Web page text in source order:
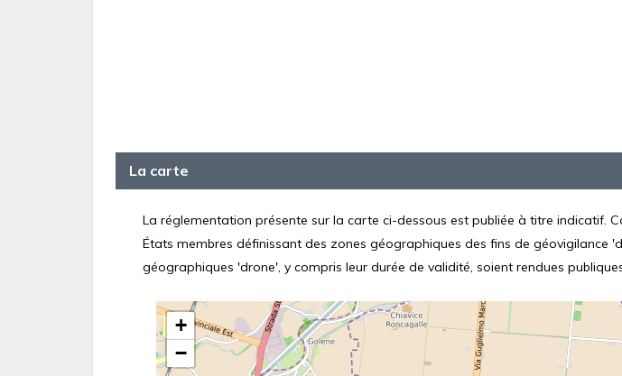
La carte
La réglementation présente sur la carte ci-dessous est publiée à titre indicatif.
États membres définissant des zones géographiques des fins de géovigilance
géographiques 'drone', y compris leur durée de validité, soient rendues